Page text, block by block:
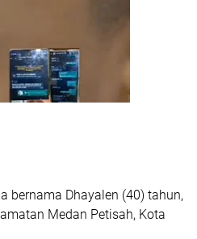
bernama Dhayalen (40) tahun,
Medan Petisah, Kota